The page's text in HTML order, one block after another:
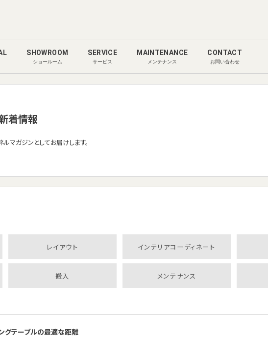
SHOWROOM
ショールーム
SERVICE
サービス
MAINTENANCE
メンテナンス
CONTACT
お問い合わせ
着情報
ルマガジンとしてお届けします。
レイアウト インテリアコーディネート
搬入 メンテナンス
グテーブルの最適な距離